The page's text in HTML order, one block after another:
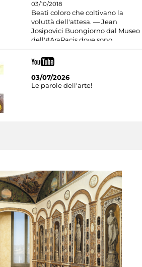
03/10/2018
Beati coloro che coltivano la
voluttà dell'attesa. — Jean
Josipovici Buongiorno dal Museo
dell'#AraPacis dove sono
03/07/2026
Le parole dell'arte!